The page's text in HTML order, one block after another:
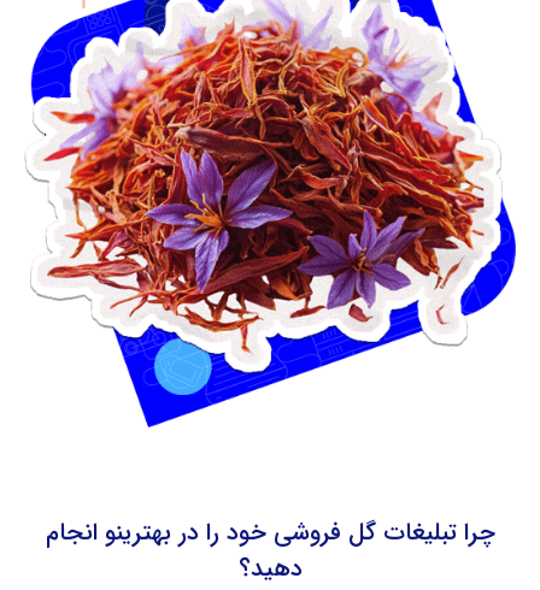
چرا تبلیغات گل فروشی خود را در بهترینو انجام
دهید؟